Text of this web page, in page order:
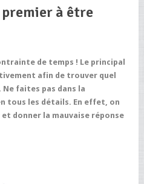
à être
de temps ! Le principal
afin de trouver quel
faites pas dans la
tous les détails. En effet, on
donner la mauvaise réponse